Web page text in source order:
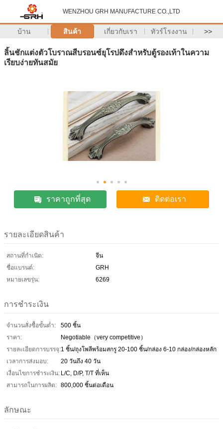
WENZHOU GRH MANUFACTURE CO.,LTD
บ้าน สินค้า เกี่ยวกับเรา ทัวร์โรงงาน >>
ลิ้นชักแต่งตัวโบราณสีบรอนซ์ยุโรปดึงสำหรับตู้รองเท้าในความ
เรียบง่ายทันสมัย
ราคาถูกที่สุด ติดต่อเรา
รายละเอียดสินค้า
สถานที่กำเนิด:
จีน
ชื่อแบรนด์:
GRH
หมายเลขรุ่น:
6269
การชำระเงิน
จำนวนสั่งซื้อขั้นต่ำ:
500 ชิ้น
ราคา:
Negotiable（very competitive）
รายละเอียดการบรรจุ:1 ชิ้น/ถุงโพลีพร้อมสกรู 20-100 ชิ้น/กล่อง 6-10 กล่อง/กล่องหลัก
เวลาการส่งมอบ:
20 วันถึง 40 วัน
เงื่อนไขการชำระเงิน: L/C, D/P, T/T ที่เห็น
สามารถในการผลิต: 800,000 ชิ้นต่อเดือน
ลักษณะ